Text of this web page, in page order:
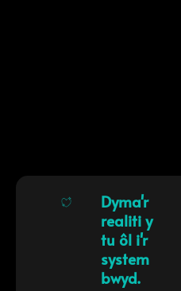
Dyma'r
realiti y
tu ôl i'r
system
bwyd.